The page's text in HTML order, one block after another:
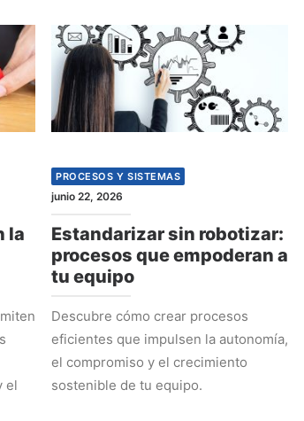
la
el
PROCESOS Y SISTEMAS
junio 22, 2026
Estandarizar sin robotizar:
procesos que empoderan a
tu equipo
Descubre cómo crear procesos
eficientes que impulsen la autonomía,
el compromiso y el crecimiento
sostenible de tu equipo.